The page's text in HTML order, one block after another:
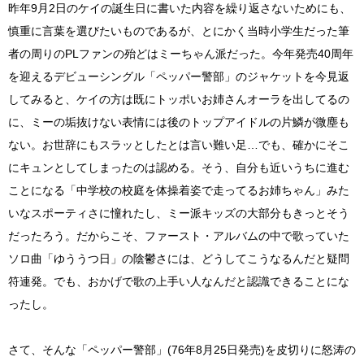
昨年9月2日のケイの誕生日に書いた内容を繰り返さないためにも、
慎重に言葉を選びたいものであるが、とにかく当時小学生だった筆
者の周りのPLファンの殆どはミーちゃん派だった。今年発売40周年
を迎えるデビューシングル「ペッパー警部」のジャケットを今見返
してみると、ケイの方は既にトッポいお姉さんオーラを出してるの
に、ミーの垢抜けない表情には後のトップアイドルの片鱗が微塵も
ない。お世辞にもスラッとしたとは言い難い足…でも、確かにそこ
にキュンとしてしまったのは認める。そう、自分も近いうちに進む
ことになる「中学校の校庭を体操着姿で走ってるお姉ちゃん」みた
いなスポーティさに憧れたし、ミー派キッズの大部分もきっとそう
だったろう。だからこそ、ファースト・アルバムの中で歌っていた
ソロ曲「ゆううつ日」の陰鬱さには、どうしてこうなるんだと疑問
符連発。でも、おかげで歌の上手い人なんだと認識できることにな
ったし。
さて、そんな「ペッパー警部」(76年8月25日発売)を皮切りに怒涛の